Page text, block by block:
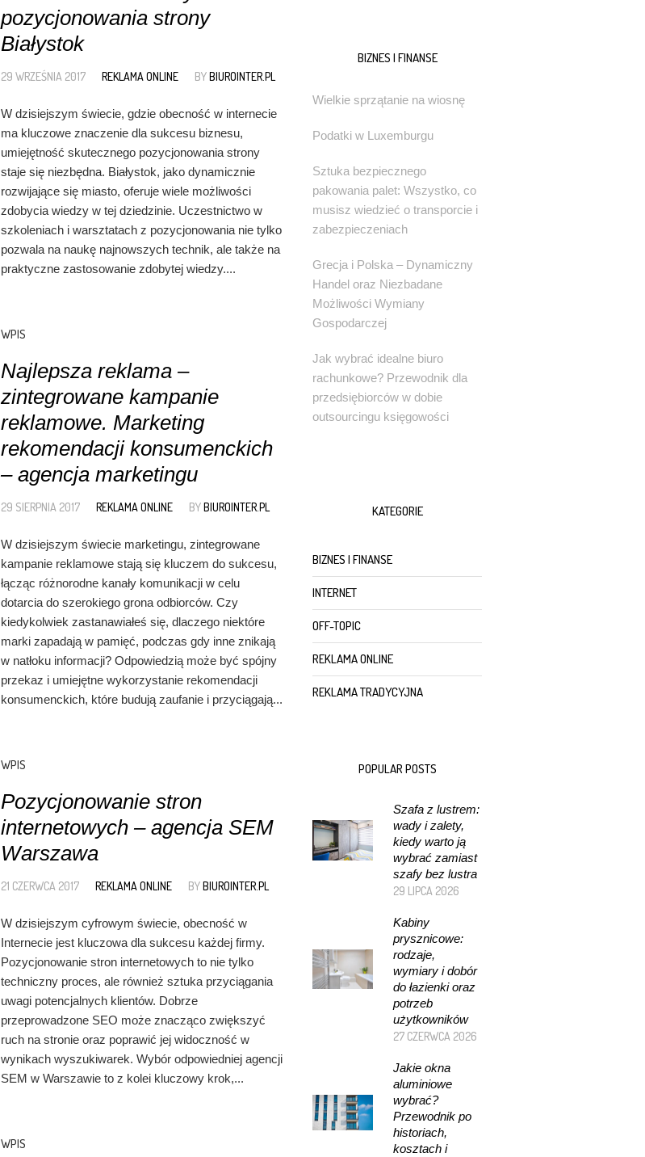
pozycjonowania strony
Białystok
29 WRZEŚNIA 2017 REKLAMA ONLINE BYBIUROINTER.PL
W dzisiejszym świecie, gdzie obecność w internecie
ma kluczowe znaczenie dla sukcesu biznesu,
umiejętność skutecznego pozycjonowania strony
staje się niezbędna. Białystok, jako dynamicznie
rozwijające się miasto, oferuje wiele możliwości
zdobycia wiedzy w tej dziedzinie. Uczestnictwo w
szkoleniach i warsztatach z pozycjonowania nie tylko
pozwala na naukę najnowszych technik, ale także na
praktyczne zastosowanie zdobytej wiedzy....
WPIS
Najlepsza reklama –
zintegrowane kampanie
reklamowe. Marketing
rekomendacji konsumenckich
– agencja marketingu
29 SIERPNIA 2017 REKLAMA ONLINE BYBIUROINTER.PL
W dzisiejszym świecie marketingu, zintegrowane
kampanie reklamowe stają się kluczem do sukcesu,
łącząc różnorodne kanały komunikacji w celu
dotarcia do szerokiego grona odbiorców. Czy
kiedykolwiek zastanawiałeś się, dlaczego niektóre
marki zapadają w pamięć, podczas gdy inne znikają
w natłoku informacji? Odpowiedzią może być spójny
przekaz i umiejętne wykorzystanie rekomendacji
konsumenckich, które budują zaufanie i przyciągają...
WPIS
Pozycjonowanie stron
internetowych – agencja SEM
Warszawa
21 CZERWCA 2017 REKLAMA ONLINE BYBIUROINTER.PL
W dzisiejszym cyfrowym świecie, obecność w
Internecie jest kluczowa dla sukcesu każdej firmy.
Pozycjonowanie stron internetowych to nie tylko
techniczny proces, ale również sztuka przyciągania
uwagi potencjalnych klientów. Dobrze
przeprowadzone SEO może znacząco zwiększyć
ruch na stronie oraz poprawić jej widoczność w
wynikach wyszukiwarek. Wybór odpowiedniej agencji
SEM w Warszawie to z kolei kluczowy krok,...
WPIS
BIZNES I FINANSE
Wielkie sprzątanie na wiosnę
Podatki w Luxemburgu
Sztuka bezpiecznego
pakowania palet: Wszystko, co
musisz wiedzieć o transporcie i
zabezpieczeniach
Grecja i Polska – Dynamiczny
Handel oraz Niezbadane
Możliwości Wymiany
Gospodarczej
Jak wybrać idealne biuro
rachunkowe? Przewodnik dla
przedsiębiorców w dobie
outsourcingu księgowości
KATEGORIE
BIZNES I FINANSE
INTERNET
OFF-TOPIC
REKLAMA ONLINE
REKLAMA TRADYCYJNA
POPULAR POSTS
Szafa z lustrem:
wady i zalety,
kiedy warto ją
wybrać zamiast
szafy bez lustra
29 LIPCA 2026
Kabiny
prysznicowe:
rodzaje,
wymiary i dobór
do łazienki oraz
potrzeb
użytkowników
27 CZERWCA 2026
Jakie okna
aluminiowe
wybrać?
Przewodnik po
historiach,
kosztach i